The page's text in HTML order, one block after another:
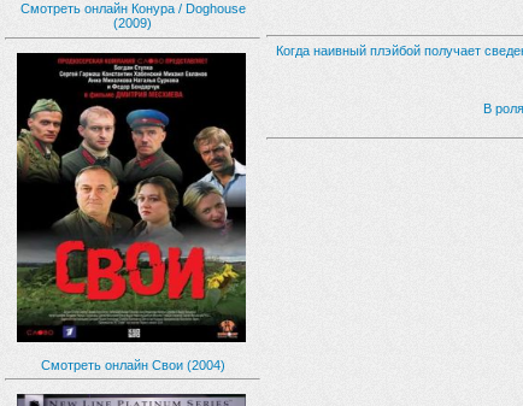
Смотреть онлайн Конура / Doghouse
(2009)
Смотреть онлайн Свои (2004)
Когда наивный плэйбой получает
В